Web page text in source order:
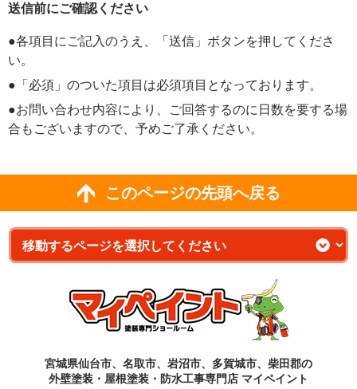
送信前にご確認ください
●各項目にご記入のうえ、「送信」ボタンを押してくださ
い。
●「必須」のついた項目は必須項目となっております。
●お問い合わせ内容により、ご回答するのに日数を要する場
合もございますので、予めご了承ください。
このページの先頭へ戻る
宮城県仙台市、名取市、岩沼市、多賀城市、柴田郡の
外壁塗装・屋根塗装・防水工事専門店 マイペイント